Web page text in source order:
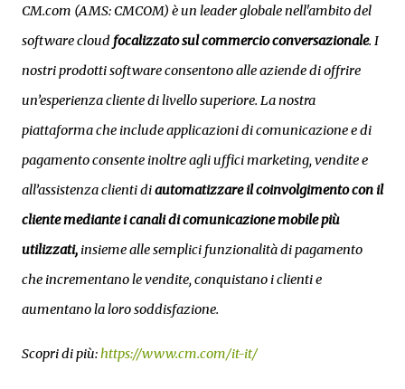
CM.com (AMS: CMCOM) è un leader globale nell'ambito del
software cloud focalizzato sul commercio conversazionale. I
nostri prodotti software consentono alle aziende di offrire
un’esperienza cliente di livello superiore. La nostra
piattaforma che include applicazioni di comunicazione e di
pagamento consente inoltre agli uffici marketing, vendite e
all’assistenza clienti diautomatizzare il coinvolgimento con il
cliente mediante i canali di comunicazione mobile più
utilizzati, insieme alle semplici funzionalità di pagamento
che incrementano le vendite, conquistano i clienti e
aumentano la loro soddisfazione.
Scopri di più:https://www.cm.com/it-it/